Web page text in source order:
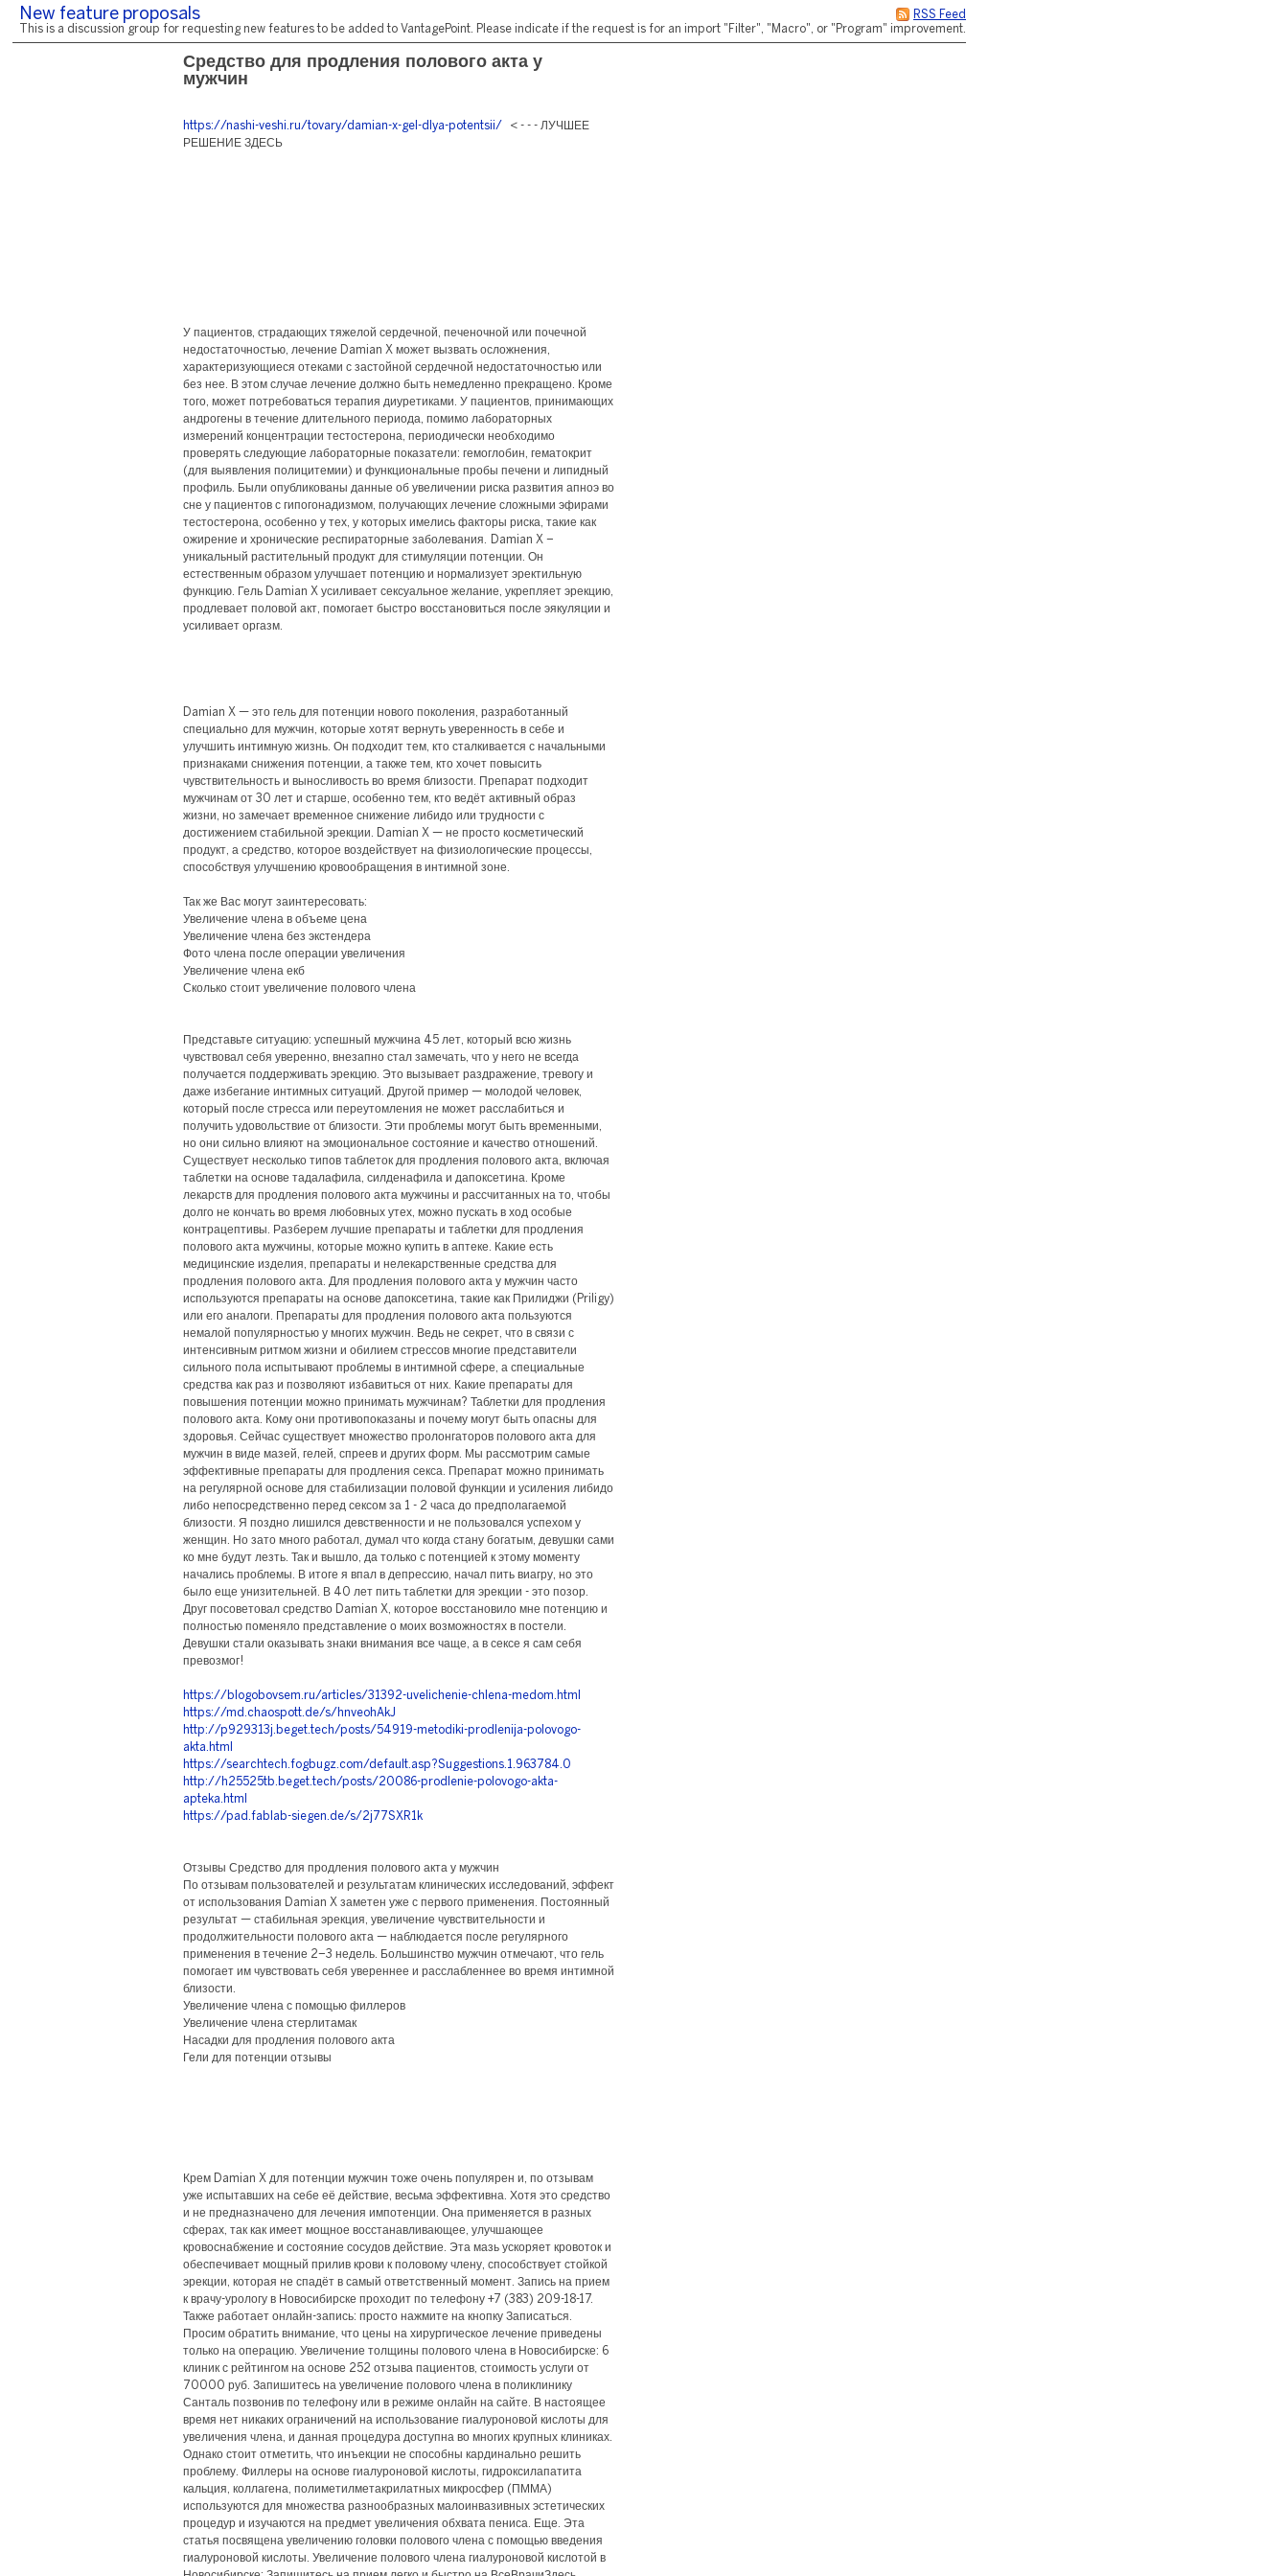
RSS Feed
New feature proposals
This is a discussion group for requesting new features to be added to VantagePoint. Please indicate if the request is for an import "Filter", "Macro", or "Program" improvement.
Средство для продления полового акта у
мужчин
https://nashi-veshi.ru/tovary/damian-x-gel-dlya-potentsii/ < - - - ЛУЧШЕЕ
РЕШЕНИЕ ЗДЕСЬ
У пациентов, страдающих тяжелой сердечной, печеночной или почечной
недостаточностью, лечение Damian X может вызвать осложнения,
характеризующиеся отеками с застойной сердечной недостаточностью или
без нее. В этом случае лечение должно быть немедленно прекращено. Кроме
того, может потребоваться терапия диуретиками. У пациентов, принимающих
андрогены в течение длительного периода, помимо лабораторных
измерений концентрации тестостерона, периодически необходимо
проверять следующие лабораторные показатели: гемоглобин, гематокрит
(для выявления полицитемии) и функциональные пробы печени и липидный
профиль. Были опубликованы данные об увеличении риска развития апноэ во
сне у пациентов с гипогонадизмом, получающих лечение сложными эфирами
тестостерона, особенно у тех, у которых имелись факторы риска, такие как
ожирение и хронические респираторные заболевания. Damian X –
уникальный растительный продукт для стимуляции потенции. Он
естественным образом улучшает потенцию и нормализует эректильную
функцию. Гель Damian X усиливает сексуальное желание, укрепляет эрекцию,
продлевает половой акт, помогает быстро восстановиться после эякуляции и
усиливает оргазм.
Damian X — это гель для потенции нового поколения, разработанный
специально для мужчин, которые хотят вернуть уверенность в себе и
улучшить интимную жизнь. Он подходит тем, кто сталкивается с начальными
признаками снижения потенции, а также тем, кто хочет повысить
чувствительность и выносливость во время близости. Препарат подходит
мужчинам от 30 лет и старше, особенно тем, кто ведёт активный образ
жизни, но замечает временное снижение либидо или трудности с
достижением стабильной эрекции. Damian X — не просто косметический
продукт, а средство, которое воздействует на физиологические процессы,
способствуя улучшению кровообращения в интимной зоне.
Так же Вас могут заинтересовать:
Увеличение члена в объеме цена
Увеличение члена без экстендера
Фото члена после операции увеличения
Увеличение члена екб
Сколько стоит увеличение полового члена
Представьте ситуацию: успешный мужчина 45 лет, который всю жизнь
чувствовал себя уверенно, внезапно стал замечать, что у него не всегда
получается поддерживать эрекцию. Это вызывает раздражение, тревогу и
даже избегание интимных ситуаций. Другой пример — молодой человек,
который после стресса или переутомления не может расслабиться и
получить удовольствие от близости. Эти проблемы могут быть временными,
но они сильно влияют на эмоциональное состояние и качество отношений.
Существует несколько типов таблеток для продления полового акта, включая
таблетки на основе тадалафила, силденафила и дапоксетина. Кроме
лекарств для продления полового акта мужчины и рассчитанных на то, чтобы
долго не кончать во время любовных утех, можно пускать в ход особые
контрацептивы. Разберем лучшие препараты и таблетки для продления
полового акта мужчины, которые можно купить в аптеке. Какие есть
медицинские изделия, препараты и нелекарственные средства для
продления полового акта. Для продления полового акта у мужчин часто
используются препараты на основе дапоксетина, такие как Прилиджи (Priligy)
или его аналоги. Препараты для продления полового акта пользуются
немалой популярностью у многих мужчин. Ведь не секрет, что в связи с
интенсивным ритмом жизни и обилием стрессов многие представители
сильного пола испытывают проблемы в интимной сфере, а специальные
средства как раз и позволяют избавиться от них. Какие препараты для
повышения потенции можно принимать мужчинам? Таблетки для продления
полового акта. Кому они противопоказаны и почему могут быть опасны для
здоровья. Сейчас существует множество пролонгаторов полового акта для
мужчин в виде мазей, гелей, спреев и других форм. Мы рассмотрим самые
эффективные препараты для продления секса. Препарат можно принимать
на регулярной основе для стабилизации половой функции и усиления либидо
либо непосредственно перед сексом за 1 - 2 часа до предполагаемой
близости. Я поздно лишился девственности и не пользовался успехом у
женщин. Но зато много работал, думал что когда стану богатым, девушки сами
ко мне будут лезть. Так и вышло, да только с потенцией к этому моменту
начались проблемы. В итоге я впал в депрессию, начал пить виагру, но это
было еще унизительней. В 40 лет пить таблетки для эрекции - это позор.
Друг посоветовал средство Damian X, которое восстановило мне потенцию и
полностью поменяло представление о моих возможностях в постели.
Девушки стали оказывать знаки внимания все чаще, а в сексе я сам себя
превозмог!
https://blogobovsem.ru/articles/31392-uvelichenie-chlena-medom.html
https://md.chaospott.de/s/hnveohAkJ
http://p929313j.beget.tech/posts/54919-metodiki-prodlenija-polovogo-
akta.html
https://searchtech.fogbugz.com/default.asp?Suggestions.1.963784.0
http://h25525tb.beget.tech/posts/20086-prodlenie-polovogo-akta-
apteka.html
https://pad.fablab-siegen.de/s/2j77SXR1k
Отзывы Средство для продления полового акта у мужчин
По отзывам пользователей и результатам клинических исследований, эффект
от использования Damian X заметен уже с первого применения. Постоянный
результат — стабильная эрекция, увеличение чувствительности и
продолжительности полового акта — наблюдается после регулярного
применения в течение 2–3 недель. Большинство мужчин отмечают, что гель
помогает им чувствовать себя увереннее и расслабленнее во время интимной
близости.
Увеличение члена с помощью филлеров
Увеличение члена стерлитамак
Насадки для продления полового акта
Гели для потенции отзывы
Крем Damian X для потенции мужчин тоже очень популярен и, по отзывам
уже испытавших на себе её действие, весьма эффективна. Хотя это средство
и не предназначено для лечения импотенции. Она применяется в разных
сферах, так как имеет мощное восстанавливающее, улучшающее
кровоснабжение и состояние сосудов действие. Эта мазь ускоряет кровоток и
обеспечивает мощный прилив крови к половому члену, способствует стойкой
эрекции, которая не спадёт в самый ответственный момент. Запись на прием
к врачу-урологу в Новосибирске проходит по телефону +7 (383) 209-18-17.
Также работает онлайн-запись: просто нажмите на кнопку Записаться.
Просим обратить внимание, что цены на хирургическое лечение приведены
только на операцию. Увеличение толщины полового члена в Новосибирске: 6
клиник с рейтингом на основе 252 отзыва пациентов, стоимость услуги от
70000 руб. Запишитесь на увеличение полового члена в поликлинику
Санталь позвонив по телефону или в режиме онлайн на сайте. В настоящее
время нет никаких ограничений на использование гиалуроновой кислоты для
увеличения члена, и данная процедура доступна во многих крупных клиниках.
Однако стоит отметить, что инъекции не способны кардинально решить
проблему. Филлеры на основе гиалуроновой кислоты, гидроксилапатита
кальция, коллагена, полиметилметакрилатных микросфер (ПММА)
используются для множества разнообразных малоинвазивных эстетических
процедур и изучаются на предмет увеличения обхвата пениса. Еще. Эта
статья посвящена увеличению головки полового члена с помощью введения
гиалуроновой кислоты. Увеличение полового члена гиалуроновой кислотой в